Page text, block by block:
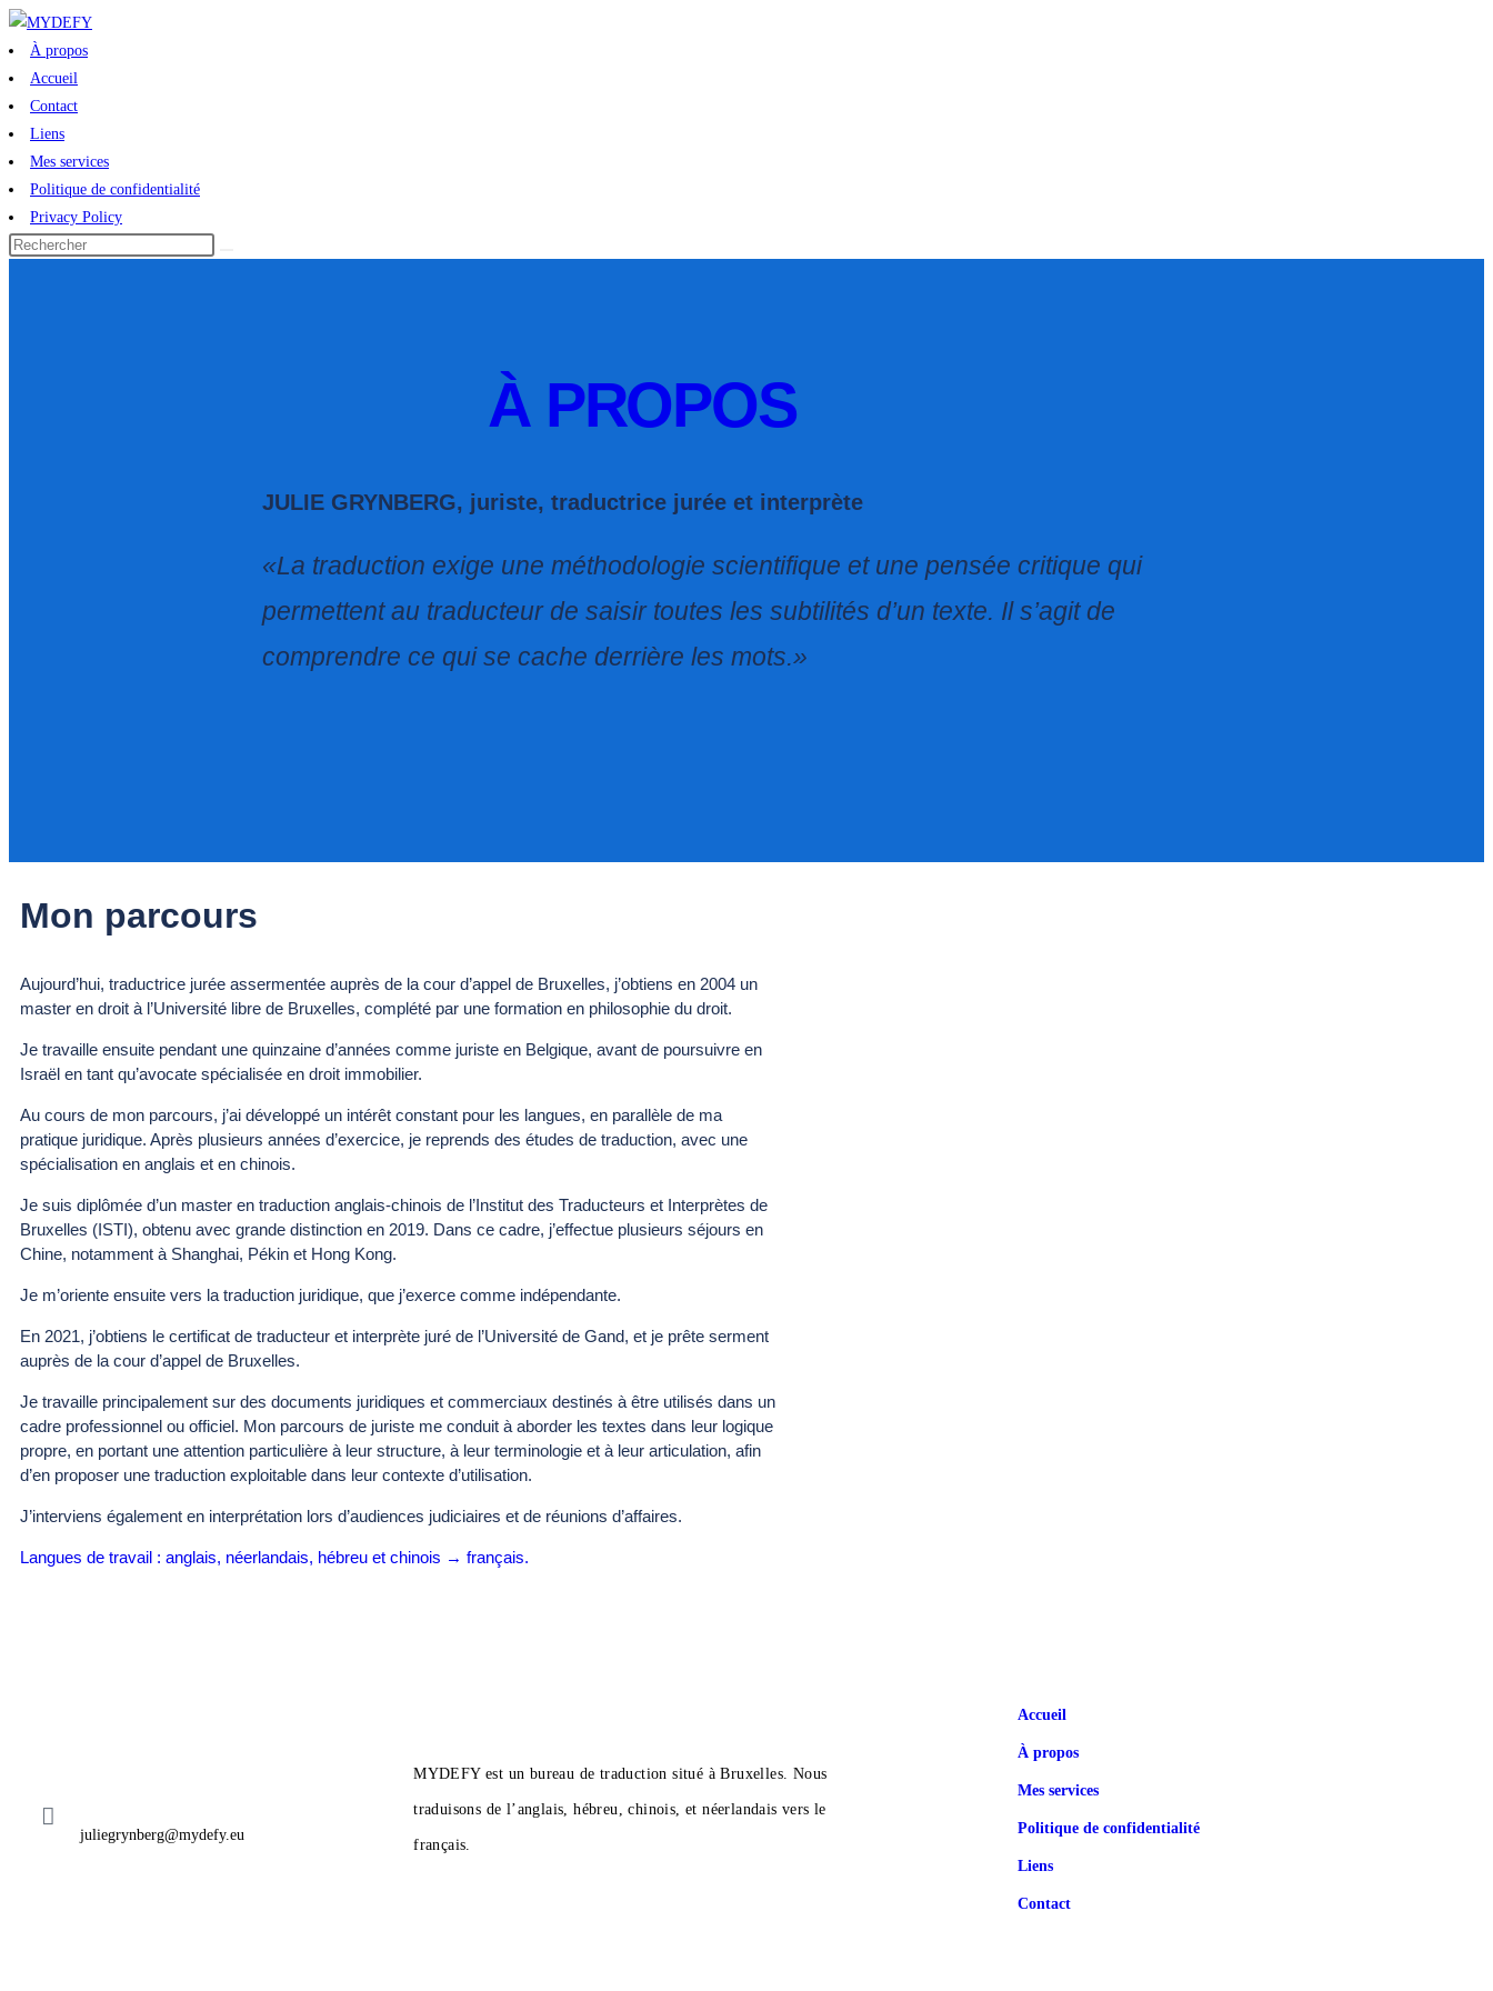
À propos
Accueil
Contact
Liens
Mes services
Politique de confidentialité
Privacy Policy
À PROPOS
JULIE GRYNBERG, juriste, traductrice jurée et interprète
«La traduction exige une méthodologie scientifique et une pensée critique qui
permettent au traducteur de saisir toutes les subtilités d’un texte. Il s’agit de
comprendre ce qui se cache derrière les mots.»
Mon parcours
Aujourd’hui, traductrice jurée assermentée auprès de la cour d’appel de Bruxelles, j’obtiens en 2004 un
master en droit à l’Université libre de Bruxelles, complété par une formation en philosophie du droit.
Je travaille ensuite pendant une quinzaine d’années comme juriste en Belgique, avant de poursuivre en
Israël en tant qu’avocate spécialisée en droit immobilier.
Au cours de mon parcours, j’ai développé un intérêt constant pour les langues, en parallèle de ma
pratique juridique. Après plusieurs années d’exercice, je reprends des études de traduction, avec une
spécialisation en anglais et en chinois.
Je suis diplômée d’un master en traduction anglais-chinois de l’Institut des Traducteurs et Interprètes de
Bruxelles (ISTI), obtenu avec grande distinction en 2019. Dans ce cadre, j’effectue plusieurs séjours en
Chine, notamment à Shanghai, Pékin et Hong Kong.
Je m’oriente ensuite vers la traduction juridique, que j’exerce comme indépendante.
En 2021, j’obtiens le certificat de traducteur et interprète juré de l’Université de Gand, et je prête serment
auprès de la cour d’appel de Bruxelles.
Je travaille principalement sur des documents juridiques et commerciaux destinés à être utilisés dans un
cadre professionnel ou officiel. Mon parcours de juriste me conduit à aborder les textes dans leur logique
propre, en portant une attention particulière à leur structure, à leur terminologie et à leur articulation, afin
d’en proposer une traduction exploitable dans leur contexte d’utilisation.
J’interviens également en interprétation lors d’audiences judiciaires et de réunions d’affaires.
Langues de travail : anglais, néerlandais, hébreu et chinois → français.
juliegrynberg@mydefy.eu
MYDEFY est un bureau de traduction situé à Bruxelles. Nous
traduisons de l’anglais, hébreu, chinois, et néerlandais vers le
français.
Accueil
À propos
Mes services
Politique de confidentialité
Liens
Contact